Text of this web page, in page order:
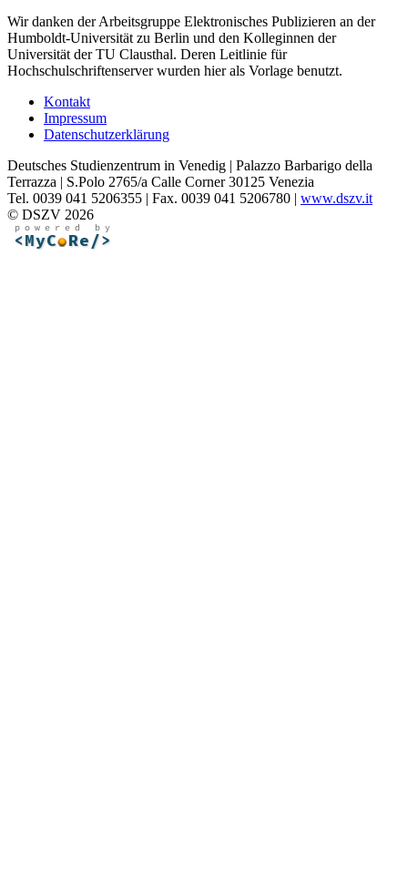
Wir danken der Arbeitsgruppe Elektronisches Publizieren an der
Humboldt-Universität zu Berlin und den Kolleginnen der
Universität der TU Clausthal. Deren Leitlinie für
Hochschulschriftenserver wurden hier als Vorlage benutzt.
Kontakt
Impressum
Datenschutzerklärung
Deutsches Studienzentrum in Venedig | Palazzo Barbarigo della
Terrazza | S.Polo 2765/a Calle Corner 30125 Venezia
Tel. 0039 041 5206355 | Fax. 0039 041 5206780 | www.dszv.it
© DSZV 2026